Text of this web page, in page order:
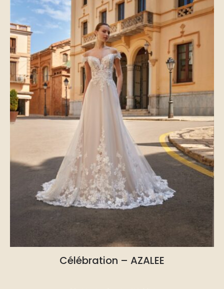
Célébration – AZALEE